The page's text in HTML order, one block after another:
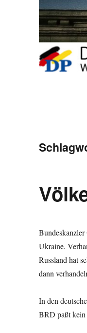
Ukraine.
Russland hat
dann
In den
BRD paßt kein